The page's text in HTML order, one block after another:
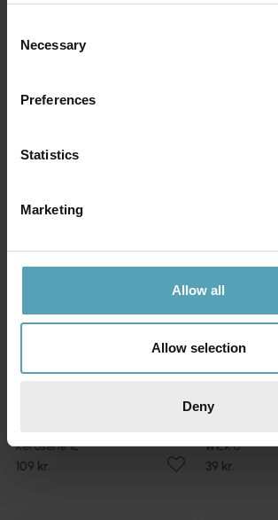
Selection
Necessary
Preferences
Statistics
Marketing
Allow all
Allow selection
Deny
Kerosene 1L
109 kr.
Wick 6'''
39 kr.